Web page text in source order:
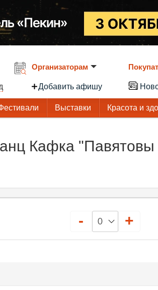
Организаторам
Добавить афишу
Выставки Красота и
Кафка "Павятовы
- +